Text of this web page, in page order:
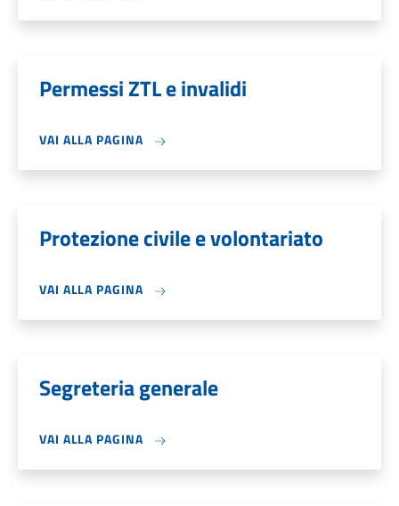
Permessi ZTL e invalidi
VAI ALLA PAGINA
Protezione civile e volontariato
VAI ALLA PAGINA
Segreteria generale
VAI ALLA PAGINA